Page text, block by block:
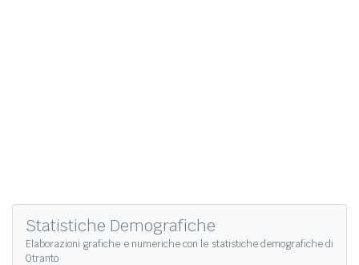
Statistiche Demografiche
Elaborazioni grafiche e numeriche con le statistiche demografiche di
Otranto